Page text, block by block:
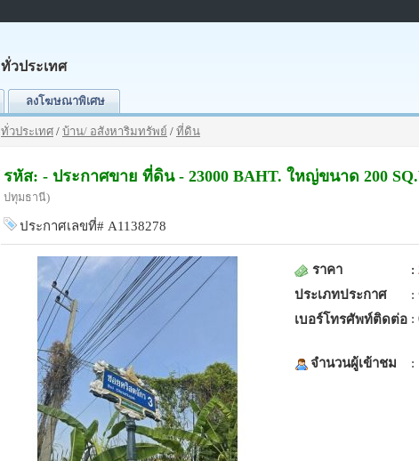
ทั่วประเทศ
ลงโฆษณาพิเศษ
ทั่วประเทศ / บ้าน/ อสังหาริมทรัพย์ / ที่ดิน
รหัส: - ประกาศขาย ที่ดิน - 23000 BAHT. ใหญ่ขนาด 200
ปทุมธานี)
ประกาศเลขที่# A1138278
ราคา :
ประเภทประกาศ
:
เบอร์โทรศัพท์ติดต่อ :
จำนวนผู้เข้าชม :